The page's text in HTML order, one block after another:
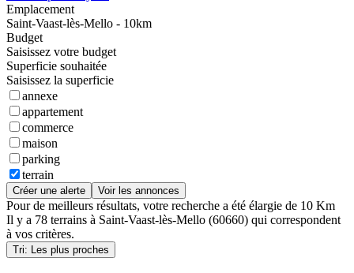
Emplacement
Saint-Vaast-lès-Mello - 10km
Budget
Saisissez votre budget
Superficie souhaitée
Saisissez la superficie
annexe
appartement
commerce
maison
parking
terrain
Créer une alerte Voir les annonces
Pour de meilleurs résultats, votre recherche a été élargie de 10 Km
Il y a 78 terrains à Saint-Vaast-lès-Mello (60660) qui correspondent
à vos critères.
Tri: Les plus proches